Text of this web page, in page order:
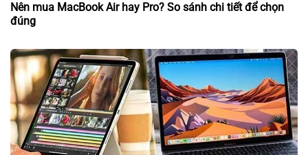
Nên mua MacBook Air hay Pro? So sánh chi tiết để chọn
đúng